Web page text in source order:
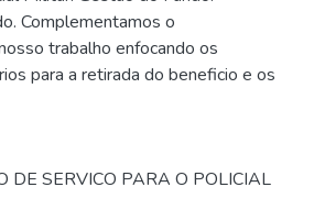
Complementamos o
trabalho enfocando os
para a retirada do beneficio e os
DE SERVICO PARA O POLICIAL